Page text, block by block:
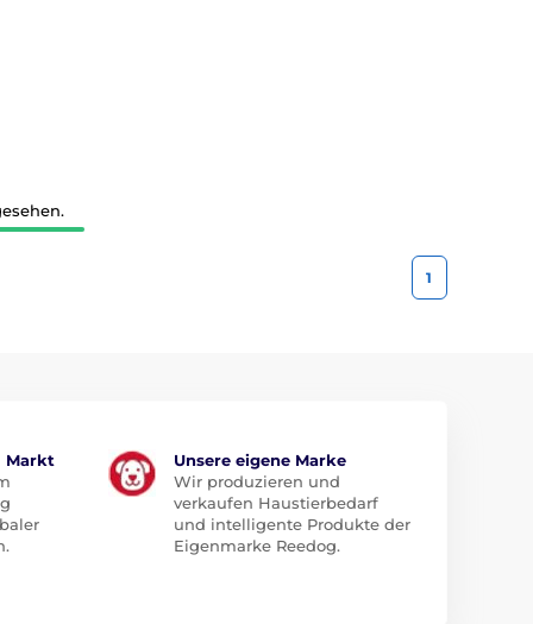
1
Markt
Unsere eigene Marke
Wir produzieren und
verkaufen Haustierbedarf
und intelligente Produkte der
Eigenmarke Reedog.